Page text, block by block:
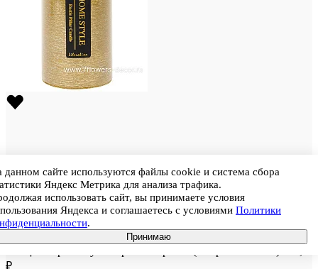
Штрихкод 4650398024407
Свеча цилиндр "Блеск" (парафин), D6xH10 см
₽
данном сайте используются файлы cookie и система сбора
Яндекс Метрика для анализа трафика.
использовать сайт, вы принимаете условия
Яндекса и соглашаетесь с условиями Политики
.
Принимаю